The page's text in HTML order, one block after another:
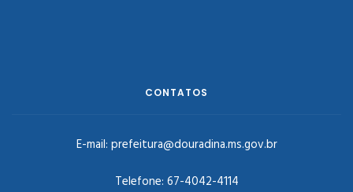
CONTATOS
E-mail: prefeitura@douradina.ms.gov.br
Telefone: 67-4042-4114